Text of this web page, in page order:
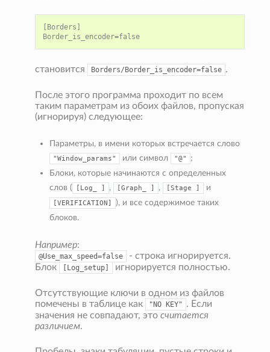
Borders
Border_is_encoder=false
становится Borders/Border_is_encoder=false .
После этого программа проходит по всем
таким параметрам из обоих файлов, пропуская
(игнорируя) следующее:
Параметры, в имени которых встречается слово
"Window_params" или символ "@"
;
Блоки, которые начинаются с определенных
слов (
[Log_ ] , [Graph_ ] , [Stage ] и
[VERIFICATION]
), и все содержимое таких
блоков.
Например:
@Use_max_speed=false
- строка игнорируется.
Блок
[Log_setup] игнорируется полностью.
Отсутствующие ключи в одном из файлов
помечены в таблице как
"NO KEY" . Если
значения не совпадают, это считается
различием.